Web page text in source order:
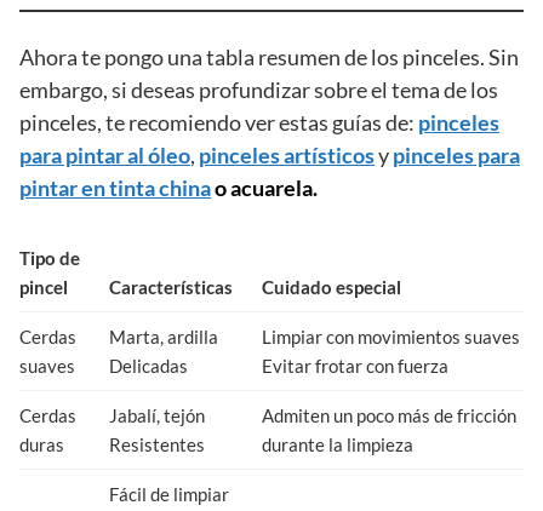
Ahora te pongo una tabla resumen de los pinceles. Sin
embargo, si deseas profundizar sobre el tema de los
pinceles, te recomiendo ver estas guías de: pinceles
para pintar al óleo, pinceles artísticosypinceles para
pintar en tinta chinao acuarela.
Tipo de
pincel
Características Cuidado especial
Cerdas
suaves
Marta, ardilla
Delicadas
Limpiar con movimientos suaves
Evitar frotar con fuerza
Cerdas
duras
Jabalí, tejón
Resistentes
Admiten un poco más de fricción
durante la limpieza
Fácil de limpiar